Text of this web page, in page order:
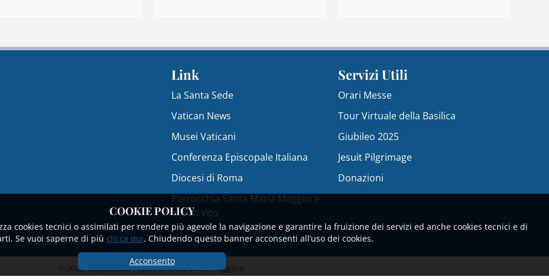
Link
La Santa Sede
Vatican News
Musei Vaticani
Conferenza Episcopale Italiana
Diocesi di Roma
Parrocchia Santa Maria Maggiore
in San Vito
Servizi Utili
Orari Messe
Tour Virtuale della Basilica
Giubileo 2025
Jesuit Pilgrimage
Donazioni
© 2023 - 2026Basilica Papale di Santa Maria Maggiore.
COOKIE POLICY
cookies tecnici o assimilati per rendere più agevole la navigazione e garantire la fruizione dei servizi ed anche cookies tecnici e di
Se vuoi saperne di più clicca qui. Chiudendo questo banner acconsenti all’uso dei cookies.
Acconsento